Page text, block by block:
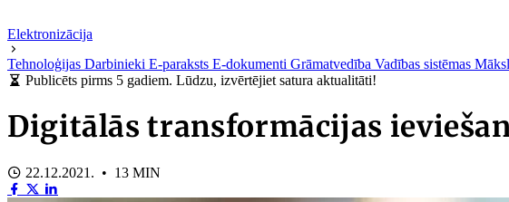
Elektronizācija
Tehnoloģijas Darbinieki E-paraksts E-dokumenti Grāmatvedība Vadības sistēmas
Publicēts pirms 5 gadiem. Lūdzu, izvērtējiet satura aktualitāti!
Digitālās transformācijas
22.12.2021. • 13 MIN